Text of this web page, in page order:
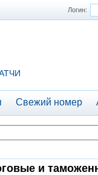
Логин:
Свежий номер
и